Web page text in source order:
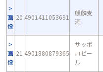
画
像
20 4901411053691
麒麟麦
酒
画
像
21 4901880879365
サッポ
ロビー
ル